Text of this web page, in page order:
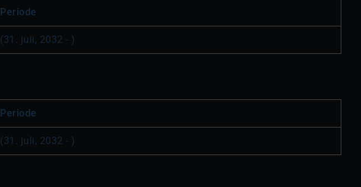
Periode
(31. juli, 2032 - )
Periode
(31. juli, 2032 - )